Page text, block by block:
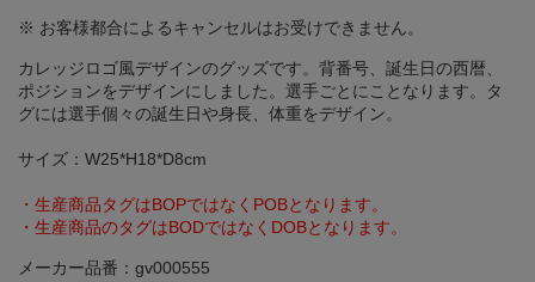
※ お客様都合によるキャンセルはお受けできません。
カレッジロゴ風デザインのグッズです。背番号、誕生日の西暦、
ポジションをデザインにしました。選手ごとにことなります。タ
グには選手個々の誕生日や身長、体重をデザイン。
サイズ：W25*H18*D8cm
・生産商品タグはBOPではなくPOBとなります。
・生産商品のタグはBODではなくDOBとなります。
メーカー品番：gv000555